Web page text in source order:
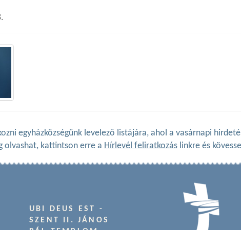
egyházközségünk levelező listájára, ahol a vasárnapi
olvashat, kattintson erre a Hírlevél feliratkozás linkre és
UBI DEUS EST -
SZENT II. JÁNOS